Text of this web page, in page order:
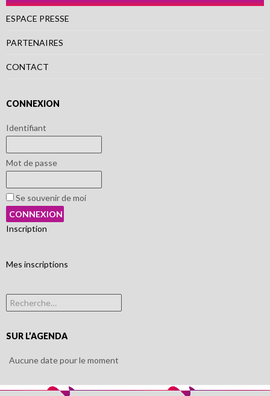
ESPACE PRESSE
PARTENAIRES
CONTACT
CONNEXION
Identifiant
Mot de passe
Se souvenir de moi
Inscription
Mes inscriptions
Rechercher :
SUR L’AGENDA
Aucune date pour le moment